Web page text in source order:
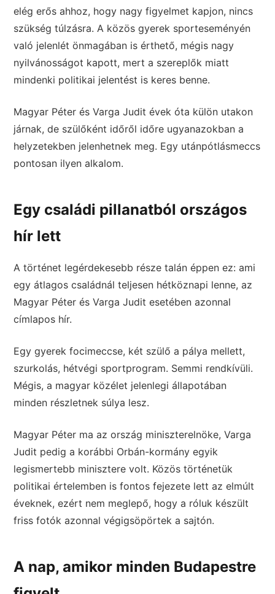
elég erős ahhoz, hogy nagy figyelmet kapjon, nincs
szükség túlzásra. A közös gyerek sporteseményén
való jelenlét önmagában is érthető, mégis nagy
nyilvánosságot kapott, mert a szereplők miatt
mindenki politikai jelentést is keres benne.
Magyar Péter és Varga Judit évek óta külön utakon
járnak, de szülőként időről időre ugyanazokban a
helyzetekben jelenhetnek meg. Egy utánpótlásmeccs
pontosan ilyen alkalom.
Egy családi pillanatból országos
hír lett
A történet legérdekesebb része talán éppen ez: ami
egy átlagos családnál teljesen hétköznapi lenne, az
Magyar Péter és Varga Judit esetében azonnal
címlapos hír.
Egy gyerek focimeccse, két szülő a pálya mellett,
szurkolás, hétvégi sportprogram. Semmi rendkívüli.
Mégis, a magyar közélet jelenlegi állapotában
minden részletnek súlya lesz.
Magyar Péter ma az ország miniszterelnöke, Varga
Judit pedig a korábbi Orbán-kormány egyik
legismertebb minisztere volt. Közös történetük
politikai értelemben is fontos fejezete lett az elmúlt
éveknek, ezért nem meglepő, hogy a róluk készült
friss fotók azonnal végigsöpörtek a sajtón.
A nap, amikor minden Budapestre